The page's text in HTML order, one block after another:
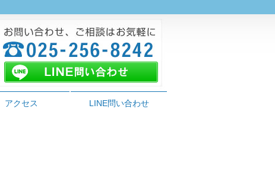
アクセス LINE問い合わせ